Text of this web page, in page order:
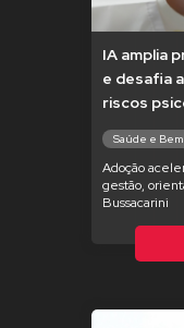
IA amplia
e desafia
riscos
Saúde e
Adoção
gestão,
Bussacarini